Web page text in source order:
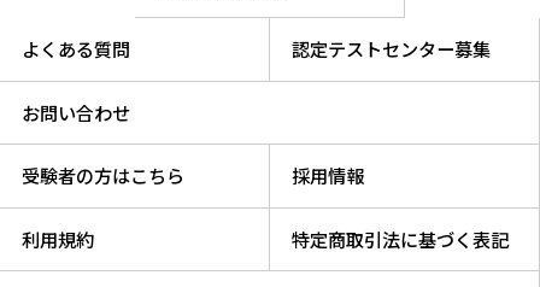
よくある質問 認定テストセンター募集
お問い合わせ
受験者の方はこちら 採用情報
利用規約 特定商取引法に基づく表記